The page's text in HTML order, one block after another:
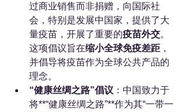
过商业销售而非捐赠，向国际社
会，特别是发展中国家，提供了大
量疫苗，开展了重要的疫苗外交。
这项倡议旨在缩小全球免疫差距 ，
并倡导将疫苗作为全球公共产品的
理念。
“健康丝绸之路”倡议 ：中国致力于
将**“健康丝绸之路”**作为其“一带一